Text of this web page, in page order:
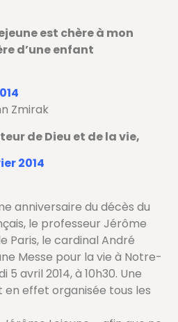
est chère à mon
d’une enfant
Zmirak
de Dieu et de la vie,
2014
anniversaire du décès du
le professeur Jérôme
Paris, le cardinal André
Messe pour la vie à Notre-
5 avril 2014, à 10h30. Une
en effet organisée tous les